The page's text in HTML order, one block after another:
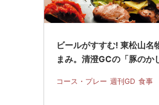
ビールがすすむ! 東松山名
まみ。清澄GCの「豚のか
コース・プレー 週刊GD 食事